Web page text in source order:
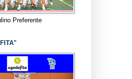
Preferente